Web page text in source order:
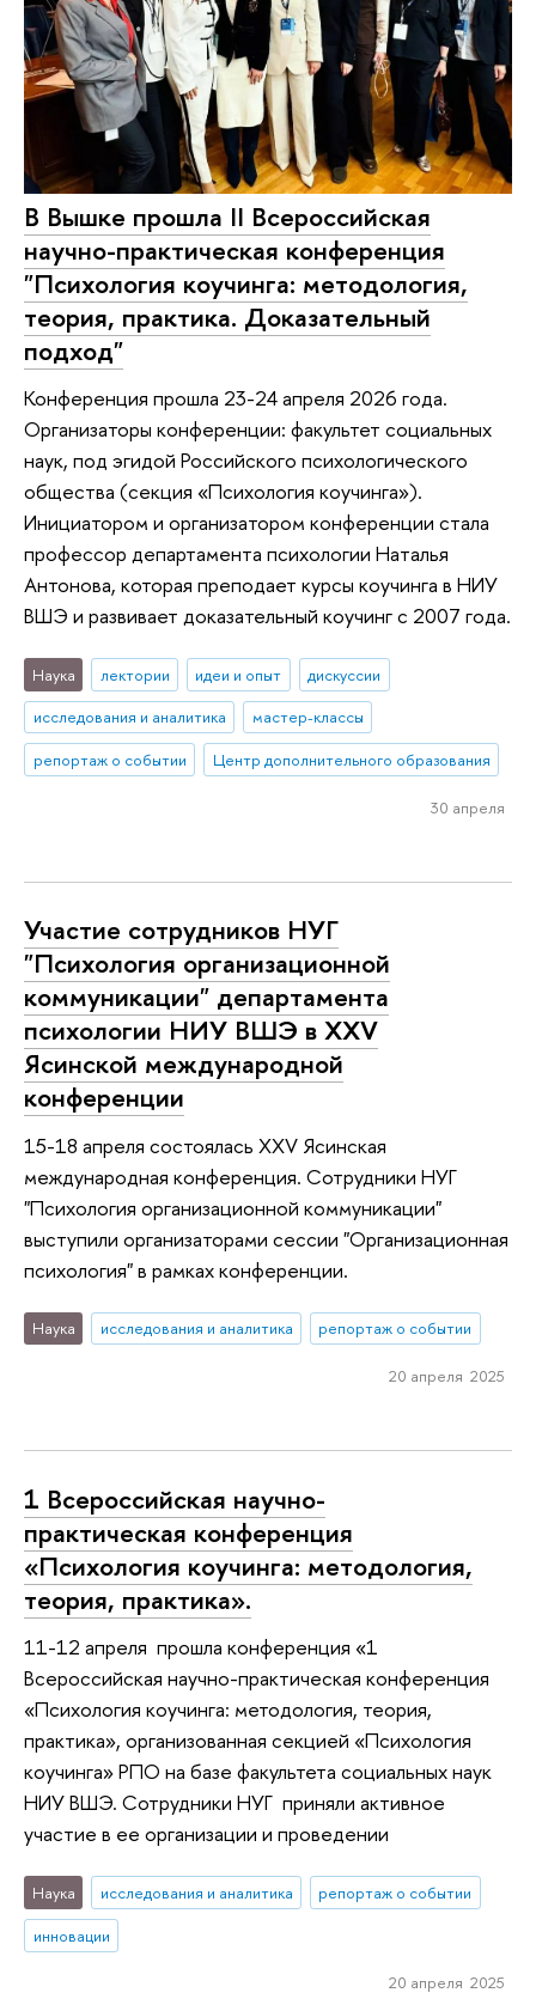
В Вышке прошла II Всероссийская
научно-практическая конференция
"Психология коучинга: методология,
теория, практика. Доказательный
подход"
Конференция прошла 23-24 апреля 2026 года.
Организаторы конференции: факультет социальных
наук, под эгидой Российского психологического
общества (секция «Психология коучинга»).
Инициатором и организатором конференции стала
профессор департамента психологии Наталья
Антонова, которая преподает курсы коучинга в НИУ
ВШЭ и развивает доказательный коучинг с 2007 года.
Наука лектории идеи и опыт
дискуссии
исследования и аналитика
мастер-классы
репортаж о событии
Центр дополнительного образования
30 апреля
Участие сотрудников НУГ
"Психология организационной
коммуникации" департамента
психологии НИУ ВШЭ в XXV
Ясинской международной
конференции
15-18 апреля состоялась XXV Ясинская
международная конференция. Сотрудники НУГ
"Психология организационной коммуникации"
выступили организаторами сессии "Организационная
психология" в рамках конференции.
Наука исследования и аналитика репортаж о событии
20 апреля 2025
1 Всероссийская научно-
практическая конференция
«Психология коучинга: методология,
теория, практика».
11-12 апреля прошла конференция «1
Всероссийская научно-практическая конференция
«Психология коучинга: методология, теория,
практика», организованная секцией «Психология
коучинга» РПО на базе факультета социальных наук
НИУ ВШЭ. Сотрудники НУГ приняли активное
участие в ее организации и проведении
Наука исследования и аналитика
репортаж о событии
инновации
20 апреля 2025